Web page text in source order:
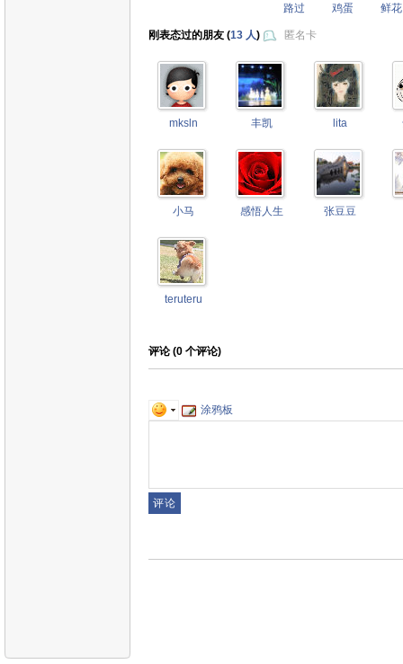
路过 鸡蛋 鲜花
刚表态过的朋友 (13 人) 匿名卡
mksln 丰凯 lita
小马 感悟人生 张豆豆
teruteru
评论 (0 个评论)
涂鸦板